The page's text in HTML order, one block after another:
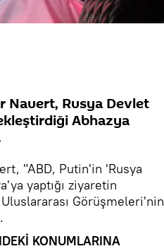
Nauert, Rusya Devlet
Abhazya
"ABD, Putin'in 'Rusya
yaptığı ziyaretin
Görüşmeleri'nin
KONUMLARINA